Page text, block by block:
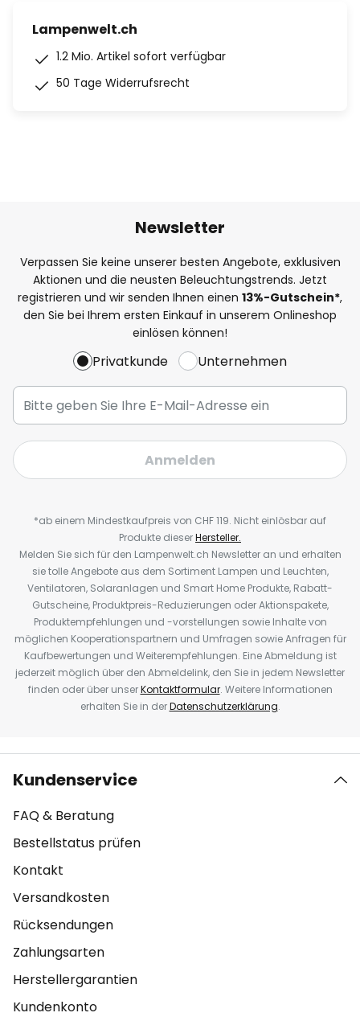
Lampenwelt.ch
1.2 Mio. Artikel sofort verfügbar
50 Tage Widerrufsrecht
Newsletter
Verpassen Sie keine unserer besten Angebote, exklusiven
Aktionen und die neusten Beleuchtungstrends. Jetzt
registrieren und wir senden Ihnen einen 13%-Gutschein*,
den Sie bei Ihrem ersten Einkauf in unserem Onlineshop
einlösen können!
Privatkunde Unternehmen
Anmelden
*ab einem Mindestkaufpreis von CHF 119. Nicht einlösbar auf
Produkte dieserHersteller.
Melden Sie sich für den Lampenwelt.ch Newsletter an und erhalten
sie tolle Angebote aus dem Sortiment Lampen und Leuchten,
Ventilatoren, Solaranlagen und Smart Home Produkte, Rabatt-
Gutscheine, Produktpreis-Reduzierungen oder Aktionspakete,
Produktempfehlungen und -vorstellungen sowie Inhalte von
möglichen Kooperationspartnern und Umfragen sowie Anfragen für
Kaufbewertungen und Weiterempfehlungen. Eine Abmeldung ist
jederzeit möglich über den Abmeldelink, den Sie in jedem Newsletter
finden oder über unserKontaktformular. Weitere Informationen
erhalten Sie in derDatenschutzerklärung.
Kundenservice
FAQ & Beratung
Bestellstatus prüfen
Kontakt
Versandkosten
Rücksendungen
Zahlungsarten
Herstellergarantien
Kundenkonto